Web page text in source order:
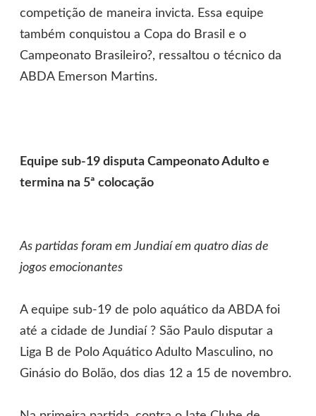
competição de maneira invicta. Essa equipe
também conquistou a Copa do Brasil e o
Campeonato Brasileiro?, ressaltou o técnico da
ABDA Emerson Martins.
Equipe sub-19 disputa Campeonato Adulto e
termina na 5ª colocação
As partidas foram em Jundiaí em quatro dias de
jogos emocionantes
A equipe sub-19 de polo aquático da ABDA foi
até a cidade de Jundiaí ? São Paulo disputar a
Liga B de Polo Aquático Adulto Masculino, no
Ginásio do Bolão, dos dias 12 a 15 de novembro.